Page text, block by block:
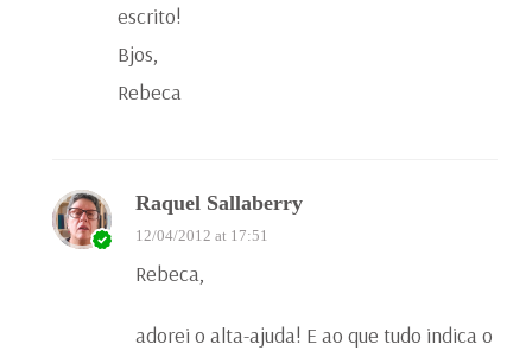
escrito!
Bjos,
Rebeca
Raquel Sallaberry
12/04/2012 at 17:51
Rebeca,
adorei o alta-ajuda! E ao que tudo indica o